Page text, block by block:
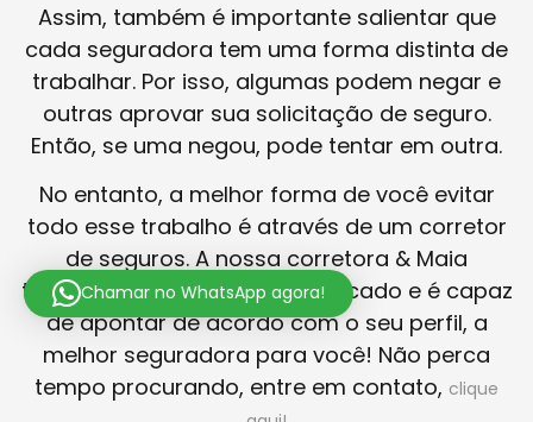
Assim, também é importante salientar que
cada seguradora tem uma forma distinta de
trabalhar. Por isso, algumas podem negar e
outras aprovar sua solicitação de seguro.
Então, se uma negou, pode tentar em outra.
No entanto, a melhor forma de você evitar
todo esse trabalho é através de um corretor
de seguros. A nossa corretora & Maia
trabalha a vários anos no mercado e é capaz
de apontar de acordo com o seu perfil, a
melhor seguradora para você! Não perca
tempo procurando, entre em contato, clique
Chamar no WhatsApp agora!